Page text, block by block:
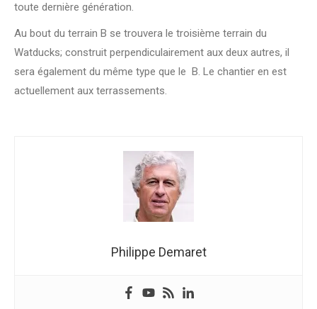
toute dernière génération.
Au bout du terrain B se trouvera le troisième terrain du
Watducks; construit perpendiculairement aux deux autres, il
sera également du même type que le B. Le chantier en est
actuellement aux terrassements.
Philippe Demaret